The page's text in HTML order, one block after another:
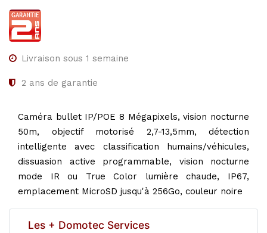
Livraison sous 1 semaine
2 ans de garantie
Caméra bullet IP/POE 8 Mégapixels, vision nocturne
50m, objectif motorisé 2,7-13,5mm, détection
intelligente avec classification humains/véhicules,
dissuasion active programmable, vision nocturne
mode IR ou True Color lumière chaude, IP67,
emplacement MicroSD jusqu'à 256Go, couleur noire
Les + Domotec Services